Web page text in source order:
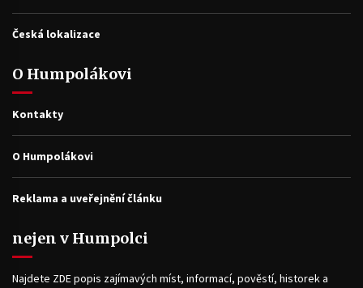
Česká lokalizace
O Humpolákovi
Kontakty
O Humpolákovi
Reklama a uveřejnění článku
nejen v Humpolci
Najdete ZDE popis zajímavých míst, informací, pověstí, historek a